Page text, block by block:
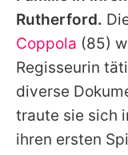
Rutherford.
Coppola (85)
Regisseurin
diverse
traute sie sich
ihren ersten